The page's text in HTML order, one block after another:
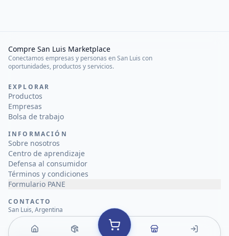
Compre San Luis Marketplace
Conectamos empresas y personas en San Luis con
oportunidades, productos y servicios.
EXPLORAR
Productos
Empresas
Bolsa de trabajo
INFORMACIÓN
Sobre nosotros
Centro de aprendizaje
Defensa al consumidor
Términos y condiciones
Formulario PANE
CONTACTO
San Luis, Argentina